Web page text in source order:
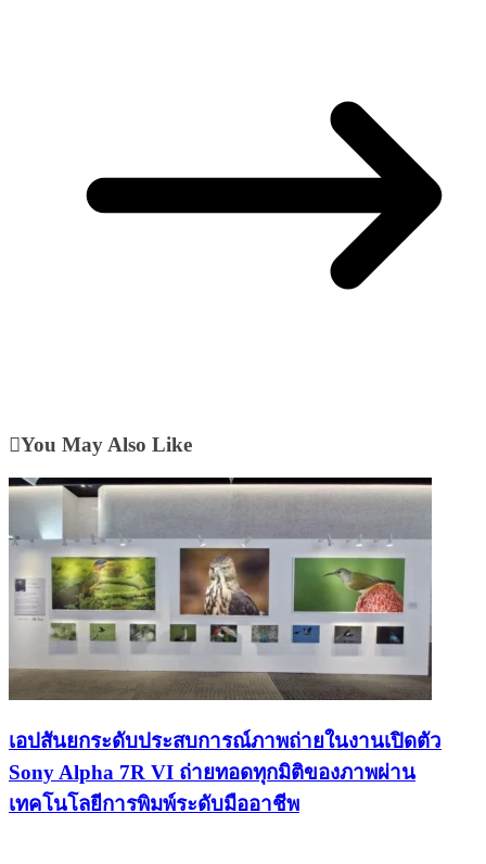
You May Also Like
เอปสันยกระดับประสบการณ์ภาพถ่ายในงานเปิดตัว
Sony Alpha 7R VI ถ่ายทอดทุกมิติของภาพผ่าน
เทคโนโลยีการพิมพ์ระดับมืออาชีพ